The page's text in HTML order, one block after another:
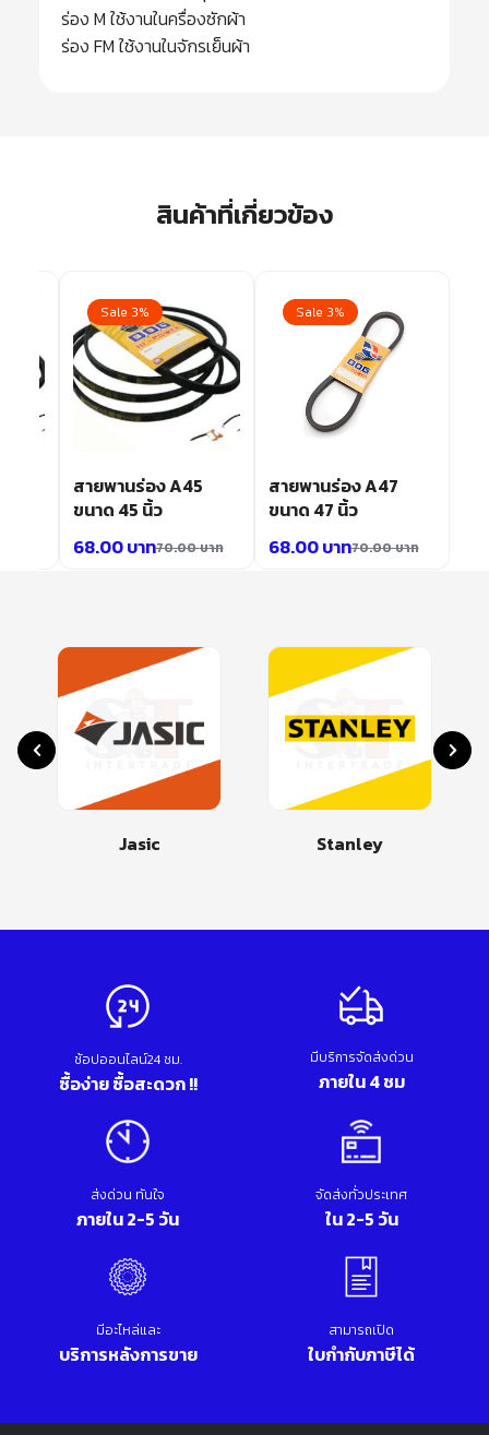
ร่อง M ใช้งานในครื่องซักผ้า
ร่อง FM ใช้งานในจักรเย็นผ้า
สินค้าที่เกี่ยวข้อง
Sale 3%
สายพานร่อง A45
ขนาด 45 นิ้ว
70.00บาท
68.00บาท
Sale 3%
สายพานร่อง A47
ขนาด 47 นิ้ว
70.00บาท
68.00บาท
Jasic Stanley
ช้อปออนไลน์24 ชม.
ซื้อง่าย ซื้อสะดวก !!
มีบริการจัดส่งด่วน
ภายใน 4 ชม
ส่งด่วน ทันใจ
ภายใน 2-5 วัน
จัดส่งทั่วประเทศ
ใน 2-5 วัน
มีอะไหล่และ
บริการหลังการขาย
สามารถเปิด
ใบกำกับภาษีได้